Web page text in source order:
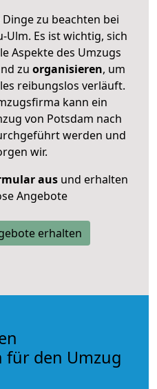
zu beachten bei
Ulm. Es ist wichtig, sich
Aspekte des Umzugs
zu organisieren, um
reibungslos verläuft.
kann ein
von Potsdam nach
werden und
wir.
ausund erhalten
Angebote
erhalten
für den Umzug